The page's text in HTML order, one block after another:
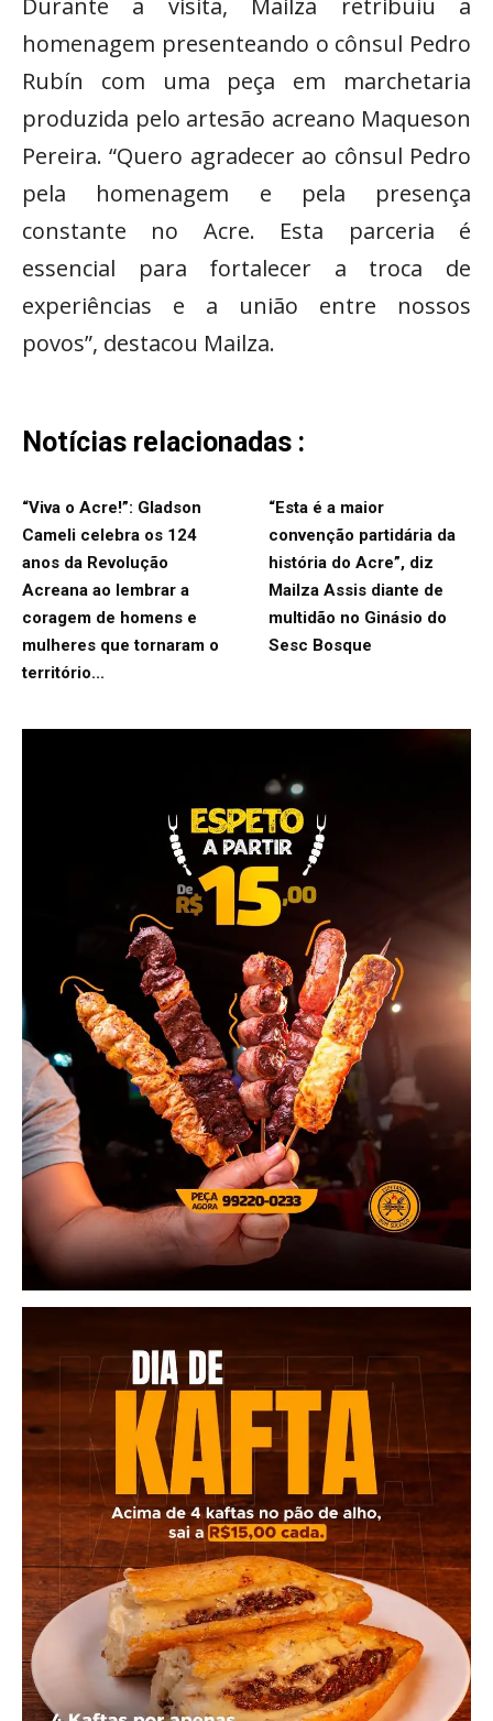
Durante a visita, Mailza retribuiu a
homenagem presenteando o cônsul Pedro
Rubín com uma peça em marchetaria
produzida pelo artesão acreano Maqueson
Pereira. “Quero agradecer ao cônsul Pedro
pela homenagem e pela presença
constante no Acre. Esta parceria é
essencial para fortalecer a troca de
experiências e a união entre nossos
povos”, destacou Mailza.
Notícias relacionadas :
“Viva o Acre!”: Gladson
Cameli celebra os 124
anos da Revolução
Acreana ao lembrar a
coragem de homens e
mulheres que tornaram o
território...
“Esta é a maior
convenção partidária da
história do Acre”, diz
Mailza Assis diante de
multidão no Ginásio do
Sesc Bosque